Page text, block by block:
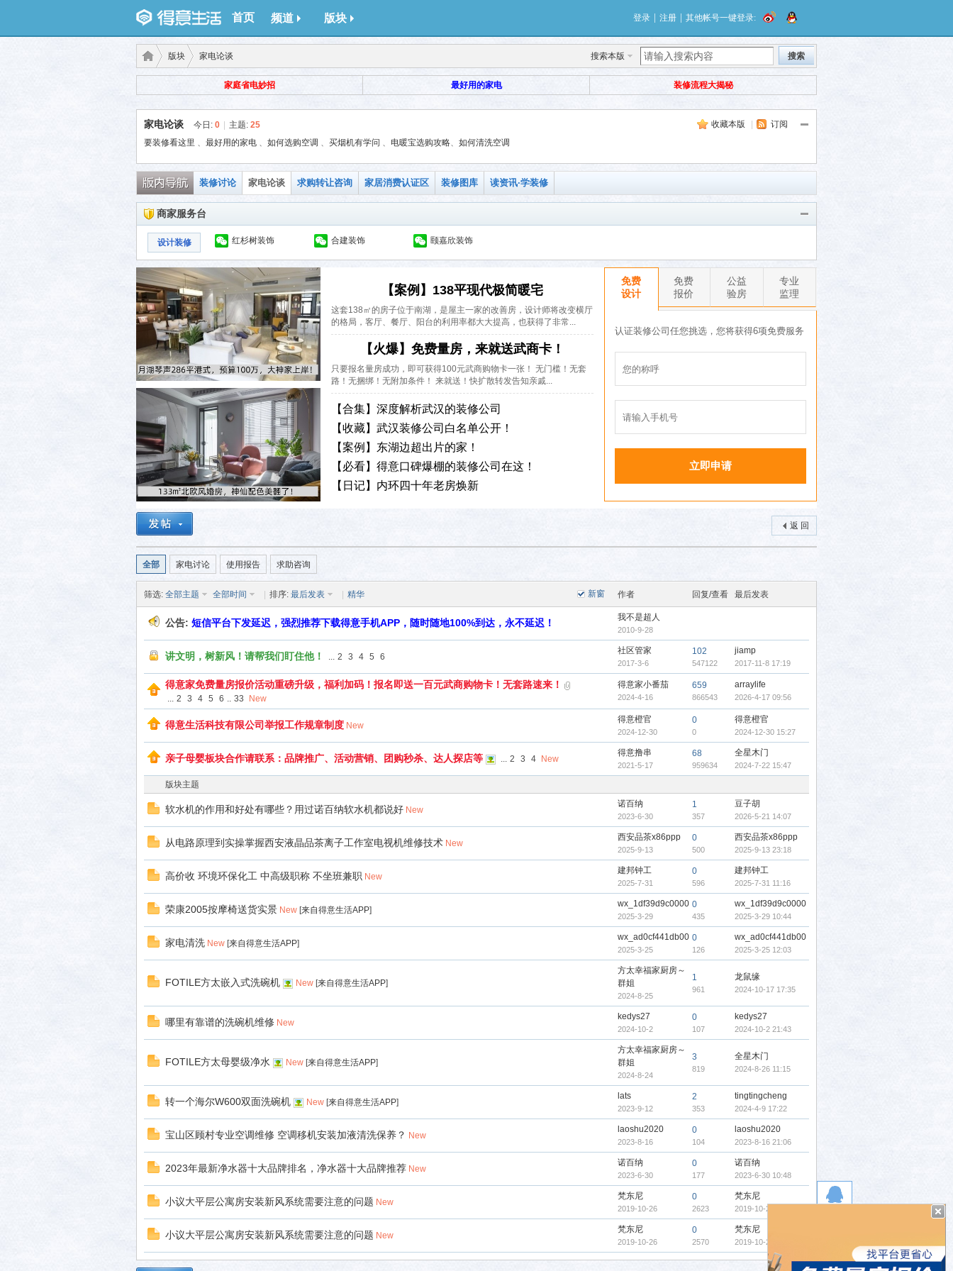
首页 频道 版块 登录 注册 其他帐号一键登录:
搜索本版 搜索
生
生活
消费
版块 家电论谈
家庭省电妙招 最好用的家电 装修流程大揭秘
收藏本版 订阅
家电论谈 今日: 0 主题: 25
要装修看这里 、 最好用的家电 、 如何选购空调 、 买烟机有学问 、 电暖宝选购攻略、 如何清洗空调
装修讨论 家电论谈 求购转让咨询 家居消费认证区 装修图库 读资讯·学装修
商家服务台
设计装修 红杉树装饰 合建装饰 颐嘉欣装饰
返 回
全部 家电讨论 使用报告 求助咨询
新窗
筛选: 全部主题 全部时间 排序: 最后发表 精华 作者 回复/查看 最后发表
公告: 短信平台下发延迟，强烈推荐下载得意手机APP，随时随地100%到达，永不延迟！ 我不是超人
2010-9-28
讲文明，树新风！请帮我们盯住他！ ... 2 3 4 5 6
社区管家
2017-3-6
102
547122
jiamp
2017-11-8 17:19
得意家免费量房报价活动重磅升级，福利加码！报名即送一百元武商购物卡！无套路速来！
... 2 3 4 5 6 .. 33 New
得意家小番茄
2024-4-16
659
866543
arraylife
2026-4-17 09:56
得意生活科技有限公司举报工作规章制度 New
得意橙官
2024-12-30
0
0
得意橙官
2024-12-30 15:27
亲子母婴板块合作请联系：品牌推广、活动营销、团购秒杀、达人探店等 ... 2 3 4 New
得意撸串
2021-5-17
68
959634
全星木门
2024-7-22 15:47
版块主题
软水机的作用和好处有哪些？用过诺百纳软水机都说好 New
诺百纳
2023-6-30
1
357
豆子胡
2026-5-21 14:07
从电路原理到实操掌握西安液晶品茶离子工作室电视机维修技术 New
西安品茶x86ppp
2025-9-13
0
500
西安品茶x86ppp
2025-9-13 23:18
高价收 环境环保化工 中高级职称 不坐班兼职 New
建邦钟工
2025-7-31
0
596
建邦钟工
2025-7-31 11:16
荣康2005按摩椅送货实景 New [来自得意生活APP]
wx_1df39d9c0000
2025-3-29
0
435
wx_1df39d9c0000
2025-3-29 10:44
家电清洗 New [来自得意生活APP]
wx_ad0cf441db00
2025-3-25
0
126
wx_ad0cf441db00
2025-3-25 12:03
FOTILE方太嵌入式洗碗机 New [来自得意生活APP]
方太幸福家厨房～
群姐
2024-8-25
1
961
龙鼠缘
2024-10-17 17:35
哪里有靠谱的洗碗机维修 New
kedys27
2024-10-2
0
107
kedys27
2024-10-2 21:43
FOTILE方太母婴级净水 New [来自得意生活APP]
方太幸福家厨房～
群姐
2024-8-24
3
819
全星木门
2024-8-26 11:15
转一个海尔W600双面洗碗机 New [来自得意生活APP]
lats
2023-9-12
2
353
tingtingcheng
2024-4-9 17:22
宝山区顾村专业空调维修 空调移机安装加液清洗保养？ New
laoshu2020
2023-8-16
0
104
laoshu2020
2023-8-16 21:06
2023年最新净水器十大品牌排名，净水器十大品牌推荐 New
诺百纳
2023-6-30
0
177
诺百纳
2023-6-30 10:48
小议大平层公寓房安装新风系统需要注意的问题 New
梵东尼
2019-10-26
0
2623
梵东尼
2019-10-26 12:36
小议大平层公寓房安装新风系统需要注意的问题 New
梵东尼
2019-10-26
0
2570
梵东尼
2019-10-26 12:33